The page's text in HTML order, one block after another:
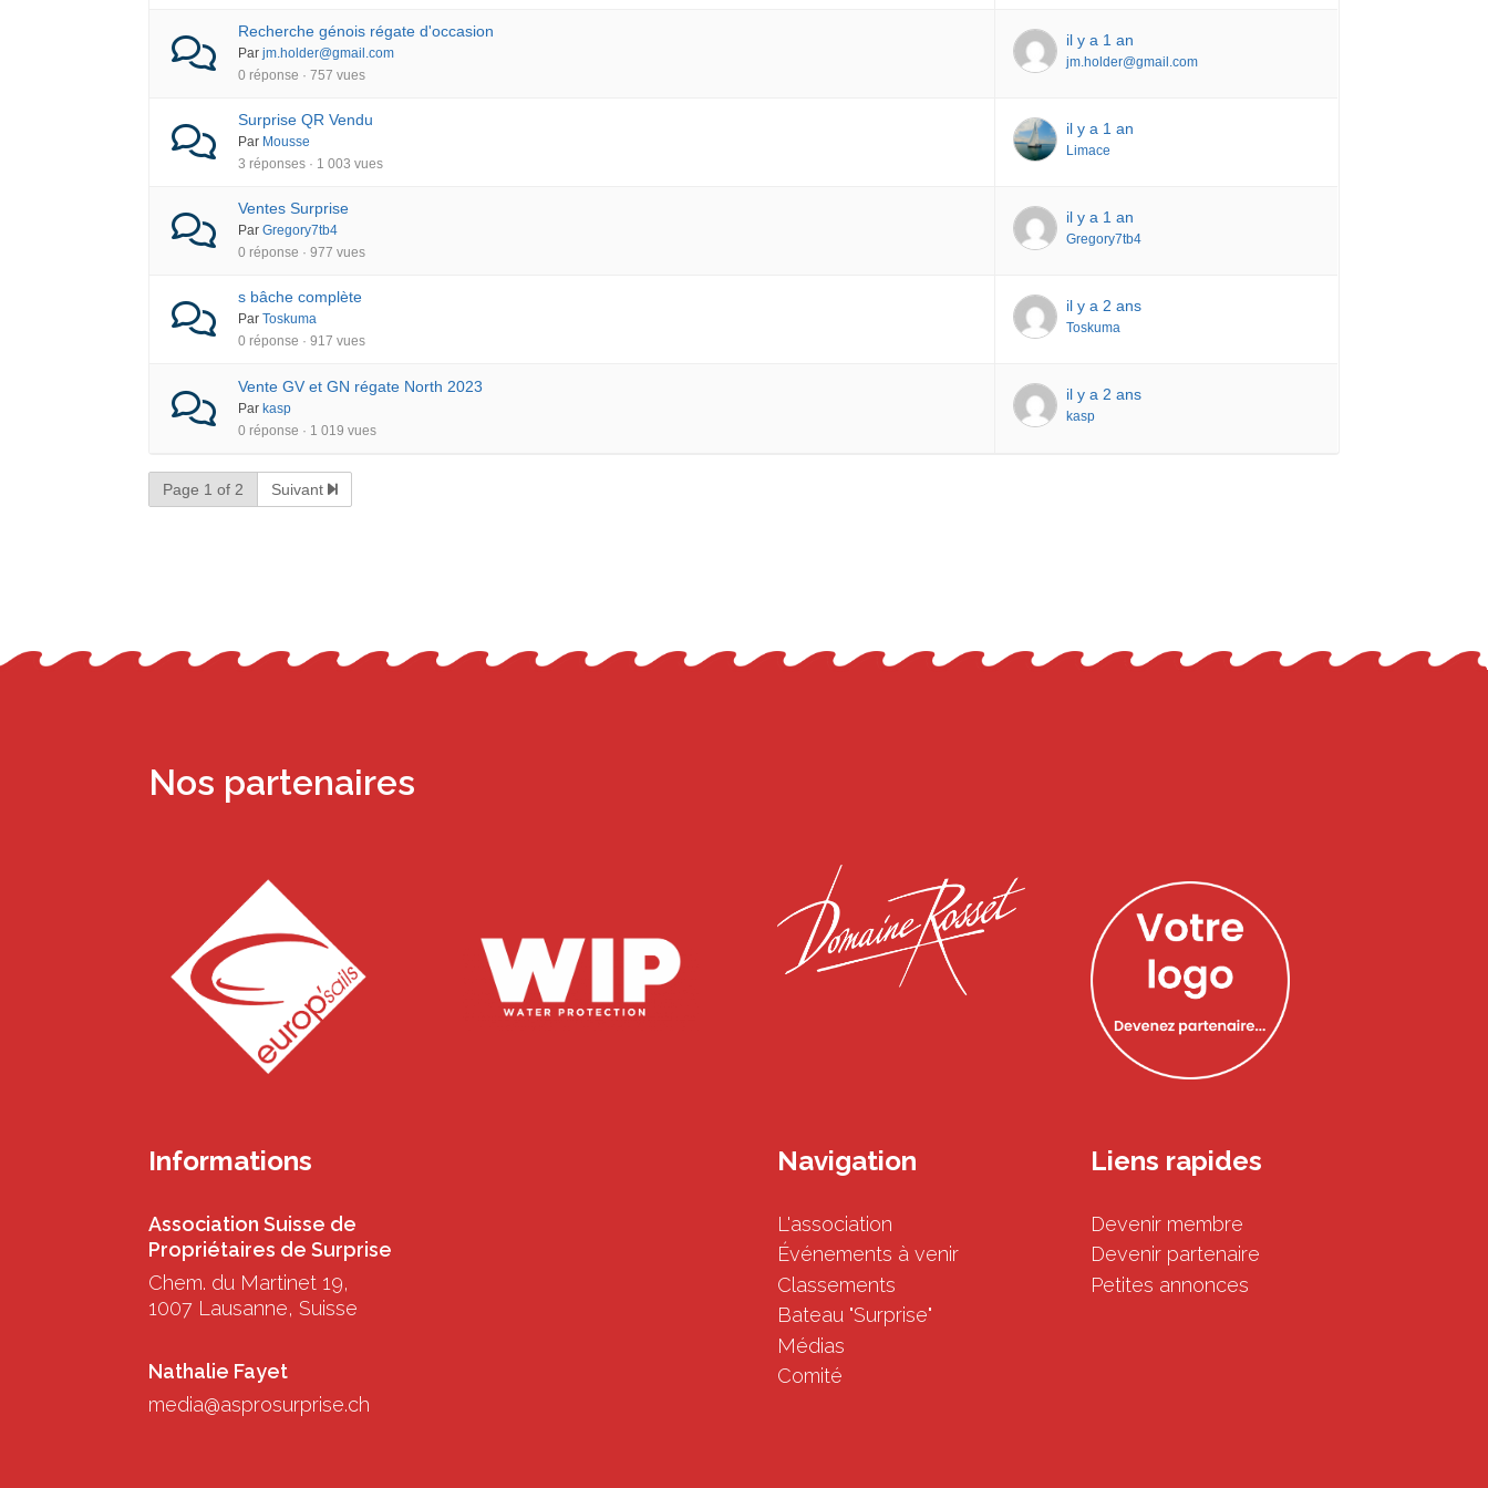
Recherche génois régate d'occasion
Parjm.holder@gmail.com
0 réponse · 757 vues
il y a 1 an
jm.holder@gmail.com
Surprise QR Vendu
Par Mousse
3 réponses · 1 003 vues
il y a 1 an
Limace
Ventes Surprise
ParGregory7tb4
0 réponse · 977 vues
il y a 1 an
Gregory7tb4
s bâche complète
ParToskuma
0 réponse · 917 vues
il y a 2 ans
Toskuma
Vente GV et GN régate North 2023
Parkasp
0 réponse · 1 019 vues
il y a 2 ans
kasp
Page 1 of 2 Suivant
Nos partenaires
Informations
Association Suisse de
Propriétaires de Surprise
Chem. du Martinet 19,
1007 Lausanne, Suisse
Nathalie Fayet
media@asprosurprise.ch
Navigation
L'association
Événements à venir
Classements
Bateau "Surprise"
Médias
Comité
Liens rapides
Devenir membre
Devenir partenaire
Petites annonces